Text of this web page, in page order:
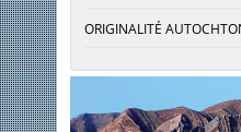
ORIGINALITÉ